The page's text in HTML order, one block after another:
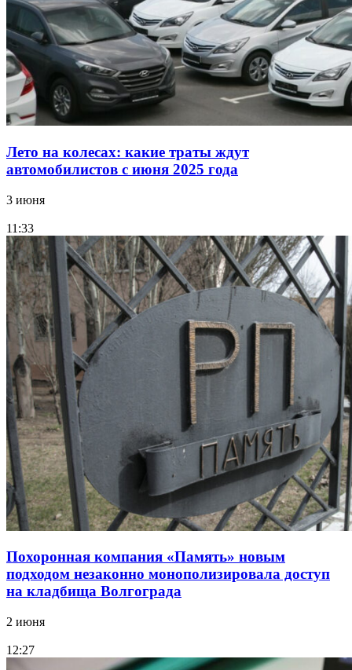
Лето на колесах: какие траты ждут
автомобилистов с июня 2025 года
3 июня
11:33
Похоронная компания «Память» новым
подходом незаконно монополизировала доступ
на кладбища Волгограда
2 июня
12:27